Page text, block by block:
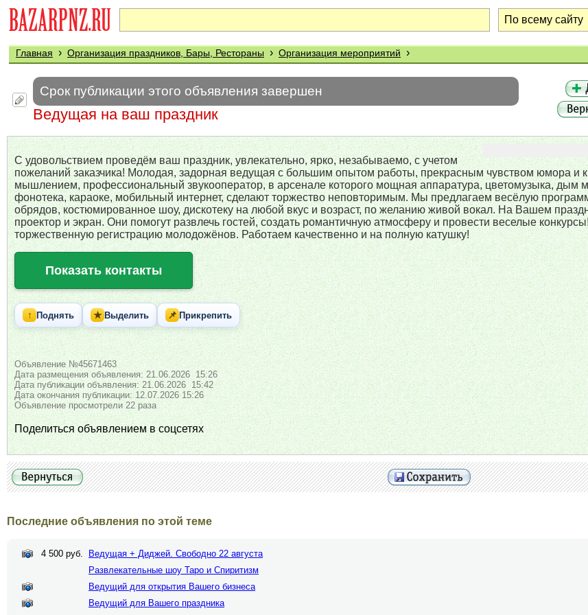
Главная › Организация праздников, Бары, Рестораны › Организация мероприятий ›
Срок публикации этого объявления завершен
Ведущая на ваш праздник
С удовольствием проведём ваш праздник, увлекательно, ярко, незабываемо, с учетом
пожеланий заказчика! Молодая, задорная ведущая с большим опытом работы, прекрасным чувством юмора и
мышлением, профессиональный звукооператор, в арсенале которого мощная аппаратура, цветомузыка, дым
фонотека, караоке, мобильный интернет, сделают торжество неповторимым. Мы предлагаем весёлую
обрядов, костюмированное шоу, дискотеку на любой вкус и возраст, по желанию живой вокал. На Вашем
проектор и экран. Они помогут развлечь гостей, создать романтичную атмосферу и провести веселые
торжественную регистрацию молодожёнов. Работаем качественно и на полную катушку!
Показать контакты
↑ Поднять ★ Выделить 📌 Прикрепить
Объявление №45671463
Дата размещения объявления: 21.06.2026 15:26
Дата публикации объявления: 21.06.2026 15:42
Дата окончания публикации: 12.07.2026 15:26
Объявление просмотрели 22 раза
Поделиться объявлением в соцсетях
Последние объявления по этой теме
4 500 руб. Ведущая + Диджей. Свободно 22 августа
Развлекательные шоу Таро и Спиритизм
Ведущий для открытия Вашего бизнеса
Ведущий для Вашего праздника